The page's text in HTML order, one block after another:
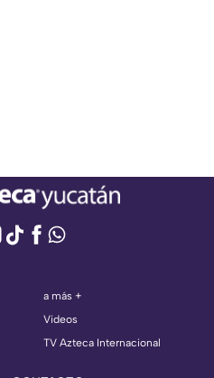
a más +
Videos
TV Azteca Internacional